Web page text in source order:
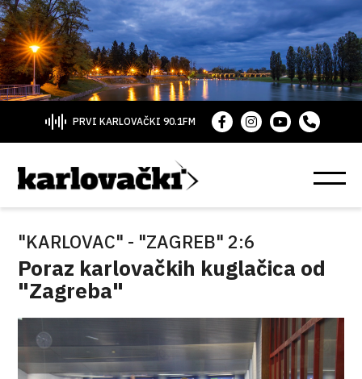
PRVI KARLOVAČKI 90.1FM
"KARLOVAC" - "ZAGREB" 2:6
Poraz karlovačkih kuglačica od
"Zagreba"